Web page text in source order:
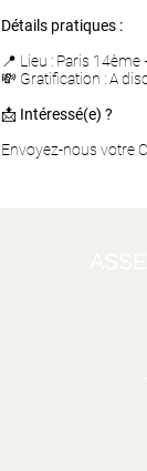
Détails pratiques :
📍 Lieu : Paris
💸 Gratification : A
📩 Intéressé(e) ?
Envoyez-nous votre